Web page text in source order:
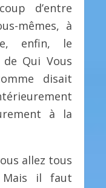
d’entre
mêmes, à
enfin, le
Qui Vous
disait
à la
allez tous
Mais il faut